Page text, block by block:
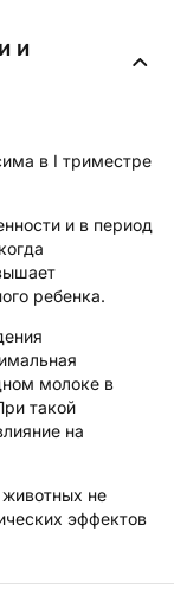
и
в I триместре
и в период
ребенка.
молоке в
такой
на
животных не
эффектов